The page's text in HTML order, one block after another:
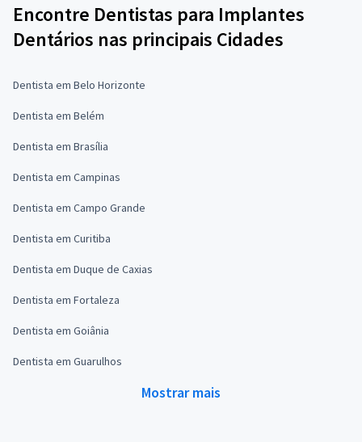
Encontre Dentistas para Implantes
Dentários nas principais Cidades
Dentista em Belo Horizonte
Dentista em Belém
Dentista em Brasília
Dentista em Campinas
Dentista em Campo Grande
Dentista em Curitiba
Dentista em Duque de Caxias
Dentista em Fortaleza
Dentista em Goiânia
Dentista em Guarulhos
Mostrar mais